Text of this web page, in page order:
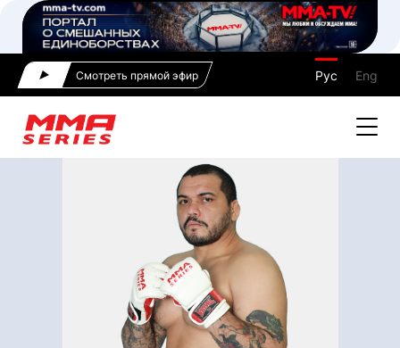
Смотреть прямой эфир Рус Eng